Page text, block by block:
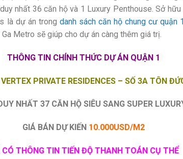
nhất 36 căn hộ và 1 Luxury Penthouse. Sở
là dự án trong danh sách căn hộ chung cư quận 1
Metro sẽ giúp cho dự án càng thêm giá trị.
THÔNG TIN CHÍNH THỨC DỰ ÁN QUẬN 1
PRIVATE RESIDENCES – SỐ 3A TÔN
NHẤT 37 CĂN HỘ SIÊU SANG SUPER
GIÁ BÁN DỰ KIẾN 10.000USD/M2
THÔNG TIN TIẾN ĐỘ THANH TOÁN CỤ THỂ